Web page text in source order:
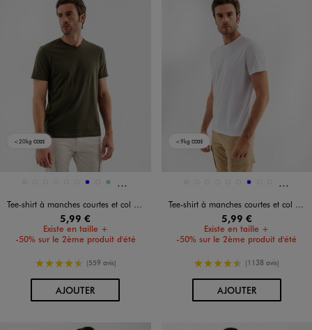
<20kg CO2E
Disponible en 34 coloris
BEIGE STANDARD
BEIGE TAUPE
BLANC VIF
BLEU BLEU CHINE
BLEU CIEL
Tee-shirt à manches courtes et col V homme
5,99 €
Existe en taille +
-50% sur le 2ème produit d'été
4.5/5 de moyenne
(559 avis)
AJOUTERAU PANIER
<9kg CO2E
Disponible en 54 coloris
BEIGE STANDARD
BEIGE TAUPE
BLANC VIF
BLEU
Tee-shirt à manches courtes et col rond homme
5,99 €
Existe en taille +
-50% sur le 2ème produit d'été
4.5/5 de moyenne
(1138 avis)
AJOUTERAU PANIER